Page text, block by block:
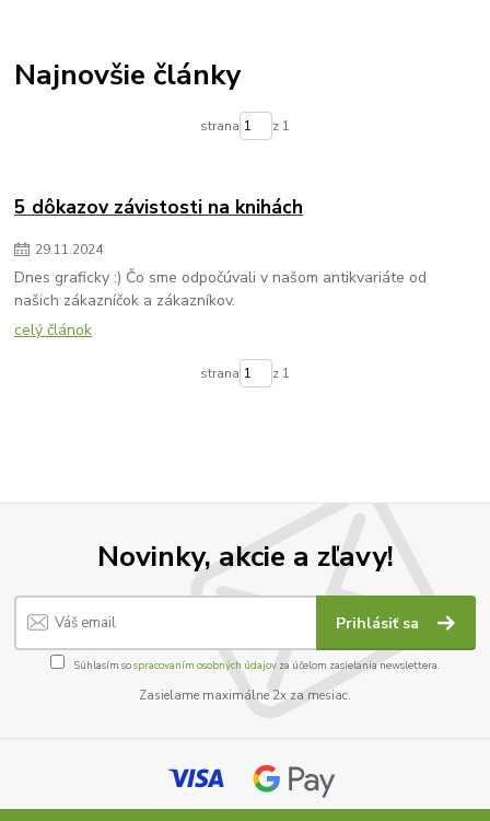
Najnovšie články
strana z 1
5 dôkazov závistosti na knihách
29.11.2024
Dnes graficky :) Čo sme odpočúvali v našom antikvariáte od
našich zákazníčok a zákazníkov.
celý článok
strana z 1
Novinky, akcie a zľavy!
Prihlásiť sa
Súhlasím sospracovaním osobných údajov za účelom zasielania newslettera.
Zasielame maximálne 2x za mesiac.